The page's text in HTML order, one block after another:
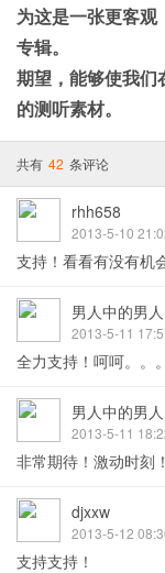
为这是一张更客
专辑。
期望，能够使我们
的测听素材。
共有 42 条评论
rhh658
2013-5-10
支持！看看有没有机
男人中的男人
2013-5-11
全力支持！呵呵。。
男人中的男人
2013-5-11
非常期待！激动时刻！
djxxw
2013-5-12
支持支持！